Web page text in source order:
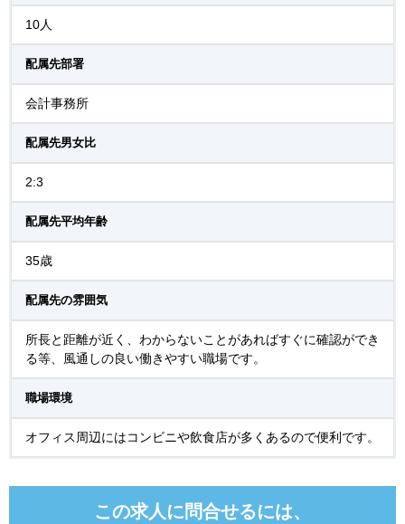
10人
配属先部署
会計事務所
配属先男女比
2:3
配属先平均年齢
35歳
配属先の雰囲気
所長と距離が近く、わからないことがあればすぐに確認ができ
る等、風通しの良い働きやすい職場です。
職場環境
オフィス周辺にはコンビニや飲食店が多くあるので便利です。
この求人に問合せるには、